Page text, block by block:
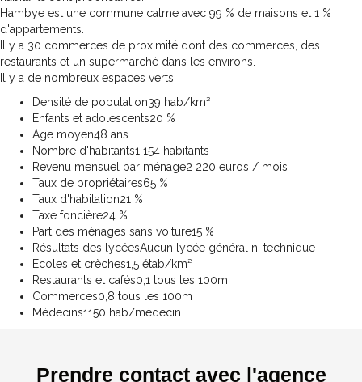
Hambye est une commune calme avec 99 % de maisons et 1 %
d'appartements.
Il y a 30 commerces de proximité dont des commerces, des
restaurants et un supermarché dans les environs.
Il y a de nombreux espaces verts.
Densité de population39 hab/km²
Enfants et adolescents20 %
Age moyen48 ans
Nombre d'habitants1 154 habitants
Revenu mensuel par ménage2 220 euros / mois
Taux de propriétaires65 %
Taux d'habitation21 %
Taxe foncière24 %
Part des ménages sans voiture15 %
Résultats des lycéesAucun lycée général ni technique
Ecoles et crèches1,5 étab/km²
Restaurants et cafés0,1 tous les 100m
Commerces0,8 tous les 100m
Médecins1150 hab/médecin
Prendre contact avec l'agence